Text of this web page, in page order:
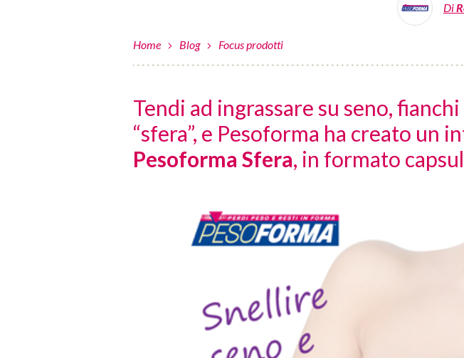
Di
Home Blog Focus prodotti
Tendi ad ingrassare su seno,
“sfera”, e Pesoforma ha creato un
Pesoforma Sfera, in formato